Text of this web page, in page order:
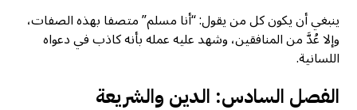
ينبغي أن يكون كل من يقول: “أنا مسلم” متصفا بهذه الصفات،
وإلا عُدَّ من المنافقين، وشهد عليه عمله بأنه كاذب في دعواه
اللسانية.
الفصل السادس: الدين والشريعة